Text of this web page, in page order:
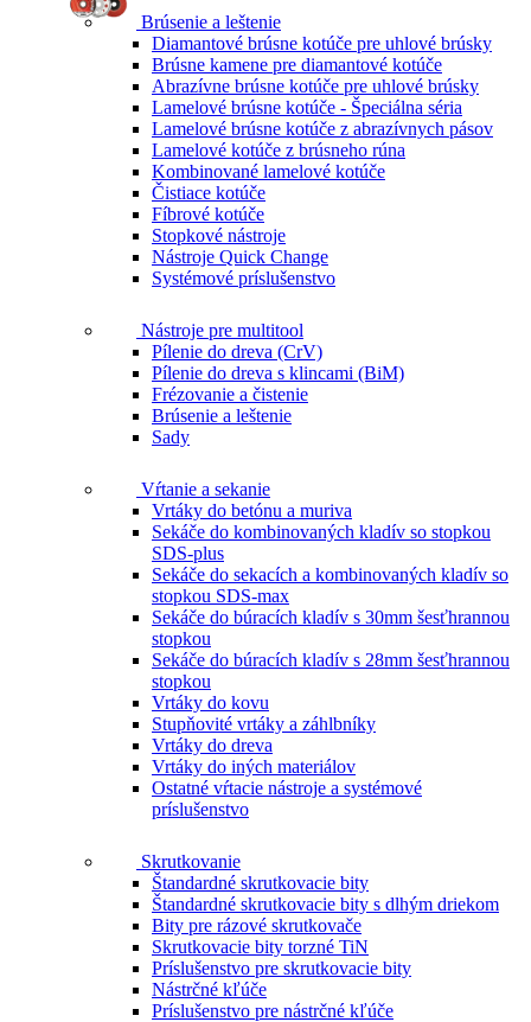
Brúsenie a leštenie
Diamantové brúsne kotúče pre uhlové brúsky
Brúsne kamene pre diamantové kotúče
Abrazívne brúsne kotúče pre uhlové brúsky
Lamelové brúsne kotúče - Špeciálna séria
Lamelové brúsne kotúče z abrazívnych pásov
Lamelové kotúče z brúsneho rúna
Kombinované lamelové kotúče
Čistiace kotúče
Fíbrové kotúče
Stopkové nástroje
Nástroje Quick Change
Systémové príslušenstvo
Nástroje pre multitool
Pílenie do dreva (CrV)
Pílenie do dreva s klincami (BiM)
Frézovanie a čistenie
Brúsenie a leštenie
Sady
Vŕtanie a sekanie
Vrtáky do betónu a muriva
Sekáče do kombinovaných kladív so stopkou
SDS-plus
Sekáče do sekacích a kombinovaných kladív so
stopkou SDS-max
Sekáče do búracích kladív s 30mm šesťhrannou
stopkou
Sekáče do búracích kladív s 28mm šesťhrannou
stopkou
Vrtáky do kovu
Stupňovité vrtáky a záhlbníky
Vrtáky do dreva
Vrtáky do iných materiálov
Ostatné vŕtacie nástroje a systémové
príslušenstvo
Skrutkovanie
Štandardné skrutkovacie bity
Štandardné skrutkovacie bity s dlhým driekom
Bity pre rázové skrutkovače
Skrutkovacie bity torzné TiN
Príslušenstvo pre skrutkovacie bity
Nástrčné kľúče
Príslušenstvo pre nástrčné kľúče